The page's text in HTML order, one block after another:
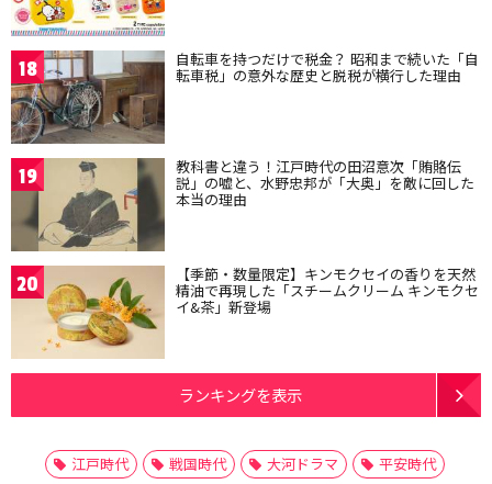
18 自転車を持つだけで税金？ 昭和まで続いた「自
転車税」の意外な歴史と脱税が横行した理由
19 教科書と違う！江戸時代の田沼意次「賄賂伝
説」の嘘と、水野忠邦が「大奥」を敵に回した
本当の理由
20 【季節・数量限定】キンモクセイの香りを天然
精油で再現した「スチームクリーム キンモクセ
イ&茶」新登場
ランキングを表示
江戸時代 戦国時代 大河ドラマ
平安時代